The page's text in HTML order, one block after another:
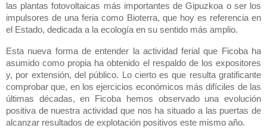
las plantas fotovoltaicas más importantes de Gipuzkoa o ser los
impulsores de una feria como Bioterra, que hoy es referencia en
el Estado, dedicada a la ecología en su sentido más amplio.
Esta nueva forma de entender la actividad ferial que Ficoba ha
asumido como propia ha obtenido el respaldo de los expositores
y, por extensión, del público. Lo cierto es que resulta gratificante
comprobar que, en los ejercicios económicos más difíciles de las
últimas décadas, en Ficoba hemos observado una evolución
positiva de nuestra actividad que nos ha situado a las puertas de
alcanzar resultados de explotación positivos este mismo año.